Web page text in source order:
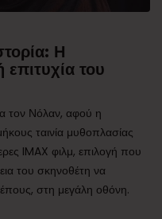
Η
επιτυχία του
τον Νόλαν, αφού η
ταινία μυθοπλασίας
IMAX φιλμ, επιλογή που
του σκηνοθέτη να
στη μεγάλη οθόνη.